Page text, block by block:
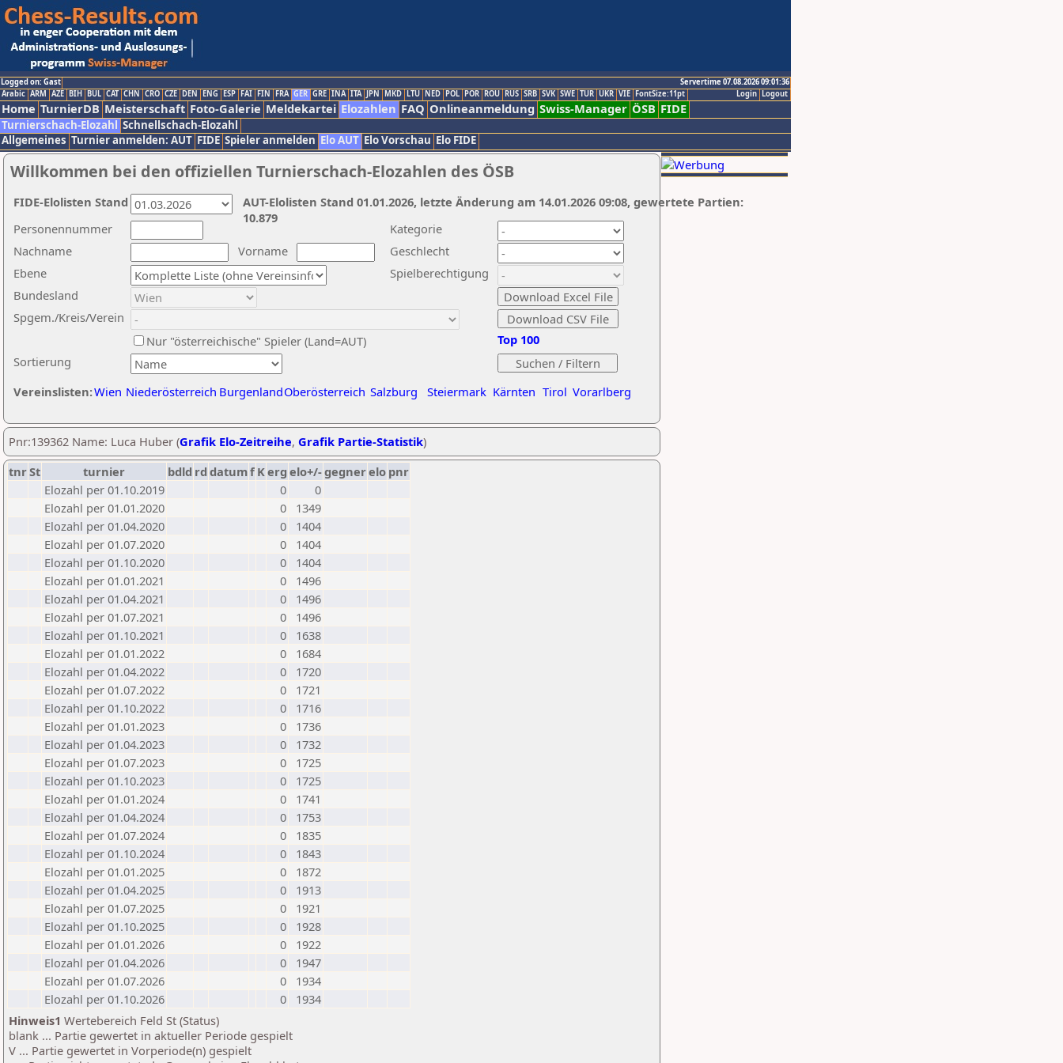
Logged on: Gast
Servertime 07.08.2026 09:01:36
Logout
Login
Arabic ARM AZE BIH BUL CAT CHN CRO CZE DEN ENG ESP FAI FIN FRA GER GRE INA ITA JPN MKD LTU NED POL POR ROU RUS SRB SVK SWE TUR UKR VIE FontSize:11pt
Home TurnierDB Meisterschaft Foto-Galerie Meldekartei Elozahlen FAQ Onlineanmeldung Swiss-Manager ÖSB FIDE
Turnierschach-Elozahl Schnellschach-Elozahl
Allgemeines Turnier anmelden: AUT FIDE Spieler anmelden Elo AUT Elo Vorschau Elo FIDE
Willkommen bei den offiziellen Turnierschach-Elozahlen des ÖSB
Nachname
Vorname
Ebene
Kategorie
Sortierung
Personennummer
Bundesland
Spgem./Kreis/Verein
Geschlecht
Nur "österreichische" Spieler (Land=AUT)
Spielberechtigung
Vereinslisten:Wien Niederösterreich BurgenlandOberösterreich Salzburg Steiermark Kärnten Tirol Vorarlberg
Top 100
AUT-Elolisten Stand 01.01.2026, letzte Änderung am 14.01.2026 09:08, gewertete Partien:
10.879
FIDE-Elolisten Stand
Pnr:139362 Name: Luca Huber (Grafik Elo-Zeitreihe, Grafik Partie-Statistik)
tnrSt turnier bdld rd datumf Kerg elo+/-gegnerelo pnr
Elozahl per 01.10.2019
0
0
Elozahl per 01.01.2020
0
1349
Elozahl per 01.04.2020
0
1404
Elozahl per 01.07.2020
0
1404
Elozahl per 01.10.2020
0
1404
Elozahl per 01.01.2021
0
1496
Elozahl per 01.04.2021
0
1496
Elozahl per 01.07.2021
0
1496
Elozahl per 01.10.2021
0
1638
Elozahl per 01.01.2022
0
1684
Elozahl per 01.04.2022
0
1720
Elozahl per 01.07.2022
0
1721
Elozahl per 01.10.2022
0
1716
Elozahl per 01.01.2023
0
1736
Elozahl per 01.04.2023
0
1732
Elozahl per 01.07.2023
0
1725
Elozahl per 01.10.2023
0
1725
Elozahl per 01.01.2024
0
1741
Elozahl per 01.04.2024
0
1753
Elozahl per 01.07.2024
0
1835
Elozahl per 01.10.2024
0
1843
Elozahl per 01.01.2025
0
1872
Elozahl per 01.04.2025
0
1913
Elozahl per 01.07.2025
0
1921
Elozahl per 01.10.2025
0
1928
Elozahl per 01.01.2026
0
1922
Elozahl per 01.04.2026
0
1947
Elozahl per 01.07.2026
0
1934
Elozahl per 01.10.2026
0
1934
Hinweis1 Wertebereich Feld St (Status)
blank ... Partie gewertet in aktueller Periode gespielt
V ... Partie gewertet in Vorperiode(n) gespielt